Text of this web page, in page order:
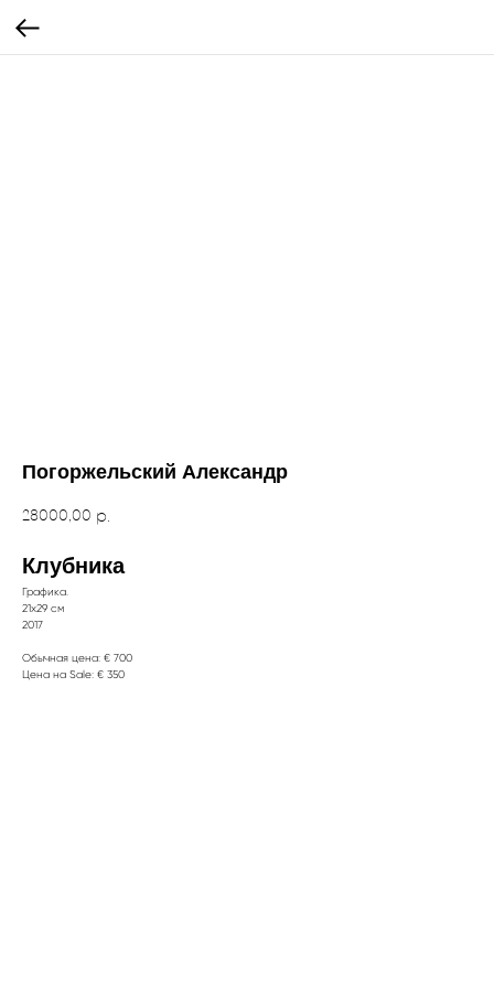
Погоржельский Александр
28000,00 р.
Клубника
Графика.
21х29 см
2017
Обычная цена: € 700
Цена на Sale: € 350